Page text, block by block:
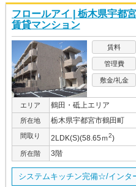
フロールアイ | 栃木県宇都
賃貸マンション
賃料
管理費
敷金/礼金
エリア 鶴田・砥上エリア
所在地 栃木県宇都宮市鶴田町
間取り 2LDK(S)(58.65ｍ2)
所在階 3階
システムキッチン完備☆/インタ